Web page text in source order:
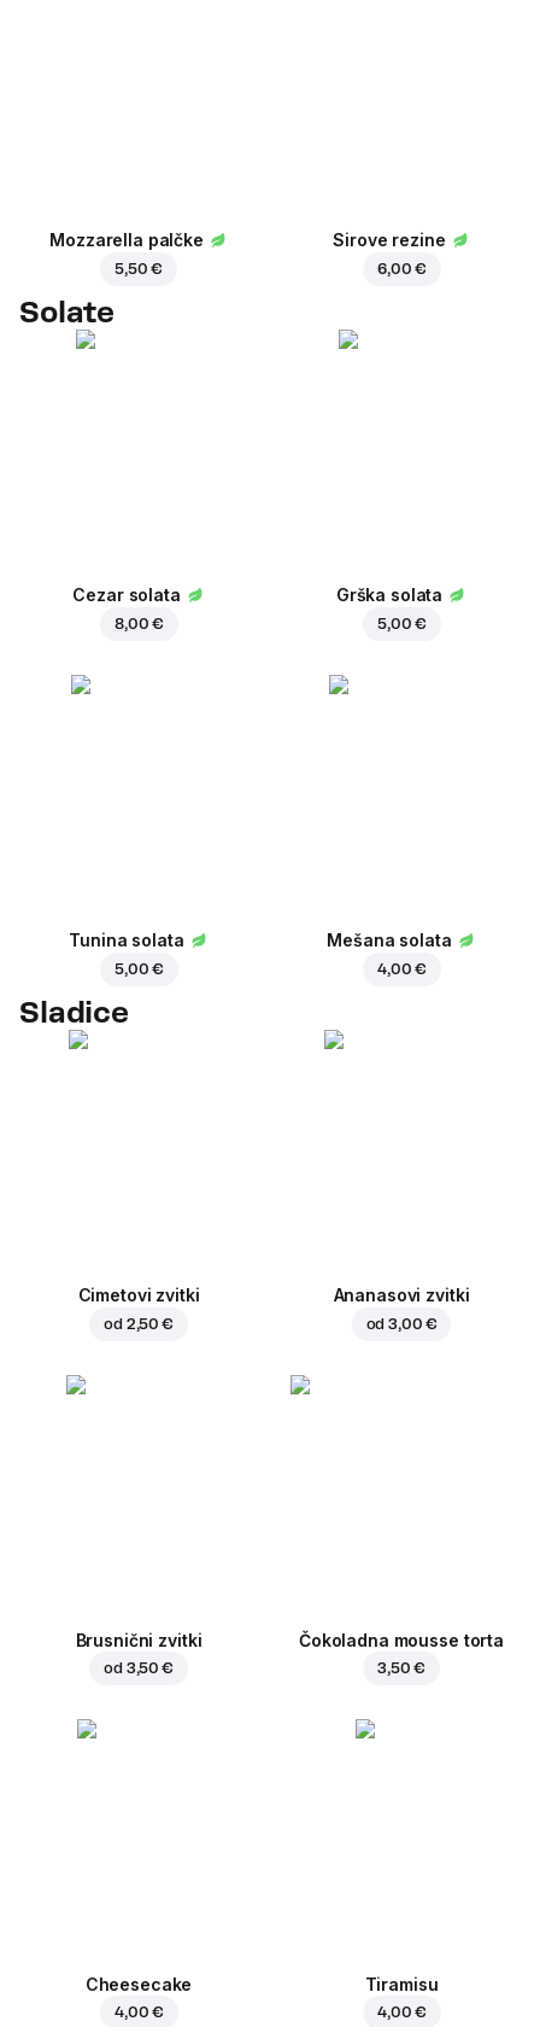
Mozzarella palčke
5,50 €
Sirove rezine
6,00 €
Solate
Cezar solata
8,00 €
Grška solata
5,00 €
Tunina solata
5,00 €
Mešana solata
4,00 €
Sladice
Cimetovi zvitki
od 2,50 €
Ananasovi zvitki
od3,00 €
Brusnični zvitki
od 3,50 €
Čokoladna mousse torta
3,50 €
Cheesecake
4,00 €
Tiramisu
4,00 €